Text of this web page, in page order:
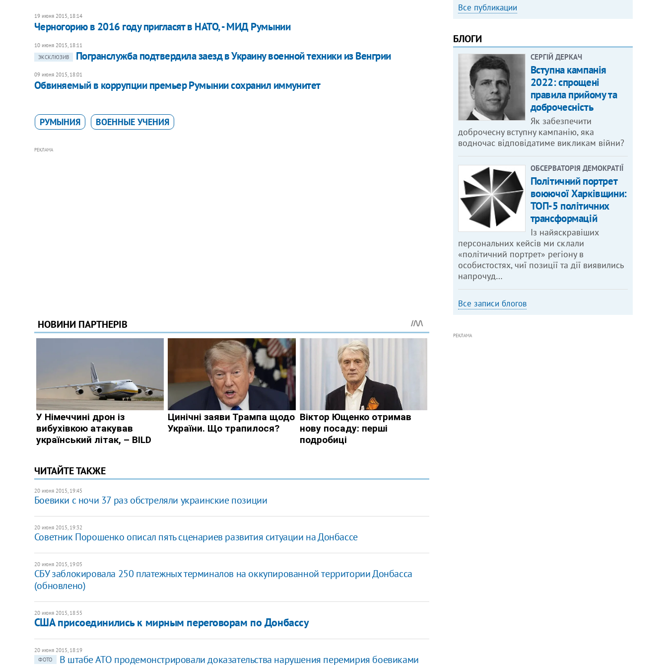
19 июня 2015, 18:14
​Черногорию в 2016 году пригласят в НАТО, - МИД Румынии
10 июня 2015, 18:11
ЭКСКЛЮЗИВ
Погранслужба подтвердила заезд в Украину военной техники из Венгрии
09 июня 2015, 18:01
Обвиняемый в коррупции премьер Румынии сохранил иммунитет
РУМЫНИЯ ВОЕННЫЕ УЧЕНИЯ
РЕКЛАМА
ЧИТАЙТЕ ТАКЖЕ
20 июня 2015, 19:45
Боевики с ночи 37 раз обстреляли украинские позиции
20 июня 2015, 19:32
Советник Порошенко описал пять сценариев развития ситуации на Донбассе
20 июня 2015, 19:05
СБУ заблокировала 250 платежных терминалов на оккупированной территории Донбасса
(обновлено)
20 июня 2015, 18:55
США присоединились к мирным переговорам по Донбассу
20 июня 2015, 18:19
ФОТО
В штабе АТО продемонстрировали доказательства нарушения перемирия боевиками
Все публикации
БЛОГИ
СЕРГІЙ ДЕРКАЧ
Вступна кампанія
2022: спрощені
правила прийому та
доброчесність
Як забезпечити
доброчесну вступну кампанію, яка
водночас відповідатиме викликам війни?
ОБСЕРВАТОРІЯ ДЕМОКРАТІЇ
Політичний портрет
воюючої Харківщини:
ТОП-5 політичних
трансформацій
Із найяскравіших
персональних кейсів ми склали
«політичний портрет» регіону в
особистостях, чиї позиції та дії виявились
напрочуд…
Все записи блогов
РЕКЛАМА